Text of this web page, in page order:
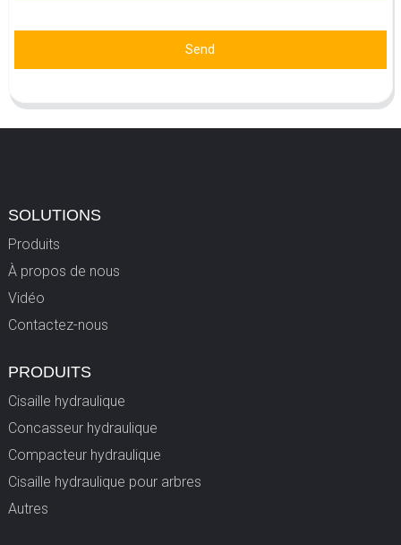
Send
SOLUTIONS
Produits
À propos de nous
Vidéo
Contactez-nous
PRODUITS
Cisaille hydraulique
Concasseur hydraulique
Compacteur hydraulique
Cisaille hydraulique pour arbres
Autres